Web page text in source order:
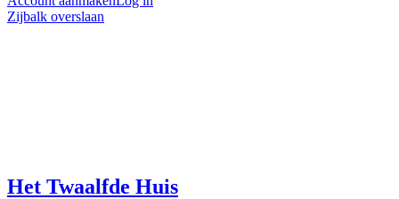
Zijbalk overslaan
Het Twaalfde Huis